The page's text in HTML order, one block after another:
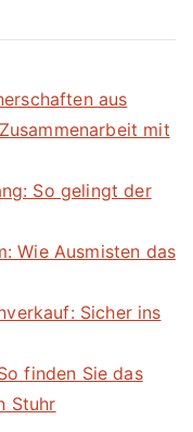
aus
mit
So gelingt der
Wie Ausmisten das
Sicher ins
finden Sie das
Stuhr